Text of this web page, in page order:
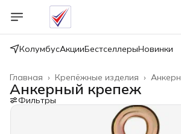
КолумбусАкцииБестселлерыНовинки
Крепёжные изделия ›
Главная ›
Анкерный крепеж
Фильтры